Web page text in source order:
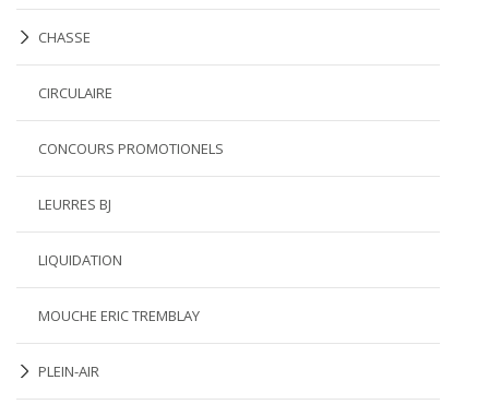
CHASSE
CIRCULAIRE
CONCOURS PROMOTIONELS
LEURRES BJ
LIQUIDATION
MOUCHE ERIC TREMBLAY
PLEIN-AIR